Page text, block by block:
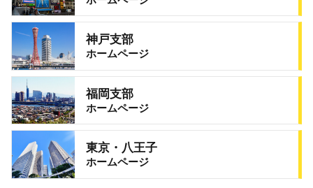
神戸支部
ホームページ
福岡支部
ホームページ
東京・八王子
ホームページ